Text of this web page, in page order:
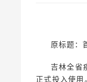
原标题：
吉林全省
正式投入使